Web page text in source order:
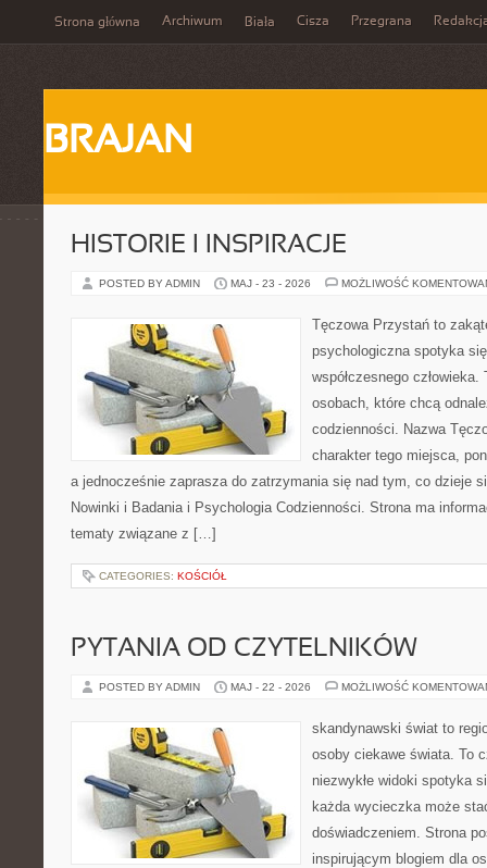
Strona główna Archiwum Biała Cisza Przegrana
BRAJAN
HISTORIE I INSPIRACJE
POSTED BY ADMIN MAJ - 23 - 2026 MOŻLIWOŚĆ
Tęczowa Przystań to
psychologiczna spotyka
współczesnego
osobach, które chcą
codzienności. Nazwa
charakter tego miejsca,
a jednocześnie zaprasza do zatrzymania się nad tym, co dzieje
Nowinki i Badania i Psychologia Codzienności. Strona ma
tematy związane z […]
CATEGORIES: KOŚCIÓŁ
PYTANIA OD CZYTELNIKÓW
POSTED BY ADMIN MAJ - 22 - 2026 MOŻLIWOŚĆ
skandynawski świat to
osoby ciekawe świata. To
niezwykłe widoki spotyka
każda wycieczka może
doświadczeniem. Strona
inspirującym blogiem dla